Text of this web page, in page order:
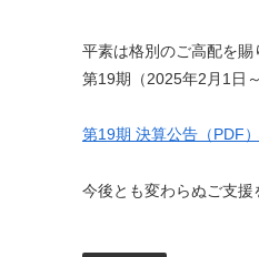
平素は格別のご高配を賜
第19期（2025年2月1日
第19期 決算公告（PDF
今後とも変わらぬご支援